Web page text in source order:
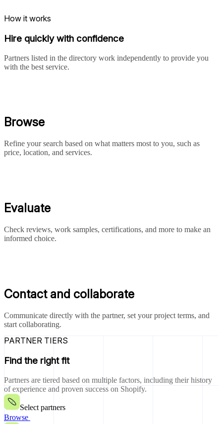
How it works
Hire quickly with confidence
Partners listed in the directory work independently to provide you
with the best service.
Browse
Refine your search based on what matters most to you, such as
price, location, and services.
Evaluate
Check reviews, work samples, certifications, and more to make an
informed choice.
Contact and collaborate
Communicate directly with the partner, set your project terms, and
start collaborating.
PARTNER TIERS
Find the right fit
Partners are tiered based on multiple factors, including their history
of experience and proven success on Shopify.
Select partners
Browse